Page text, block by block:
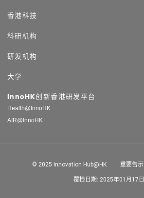
香港科技
科研机构
研发机构
大学
InnoHK创新香港研发平台
Health@InnoHK
AIR@InnoHK
© 2025 Innovation Hub@HK 重要告示
覆检日期: 2025年01月17日